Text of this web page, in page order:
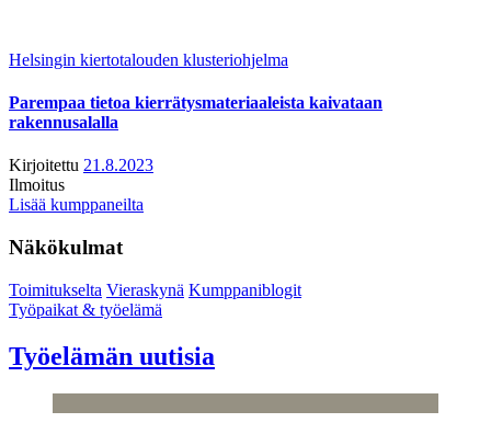
Helsingin kiertotalouden klusteriohjelma
Parempaa tietoa kierrätysmateriaaleista kaivataan
rakennusalalla
Kirjoitettu 21.8.2023
Ilmoitus
Lisää kumppaneilta
Näkökulmat
Toimitukselta Vieraskynä Kumppaniblogit
Työpaikat & työelämä
Työelämän uutisia